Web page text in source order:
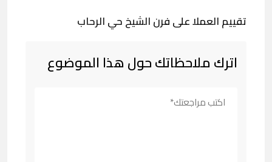
تقييم العملا على فرن الشيخ حي الرحاب
اترك ملاحظاتك حول هذا الموضوع